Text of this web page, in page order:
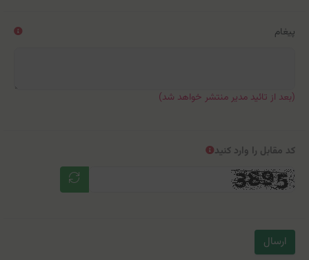
پیغام
(بعد از تائید مدیر منتشر خواهد شد)
کد مقابل را وارد کنید
ارسال